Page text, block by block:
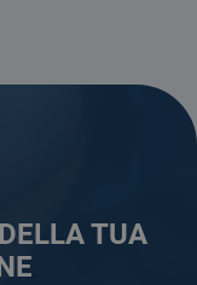
TUA